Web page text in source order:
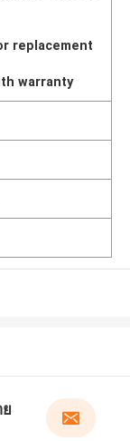
replacement
warranty